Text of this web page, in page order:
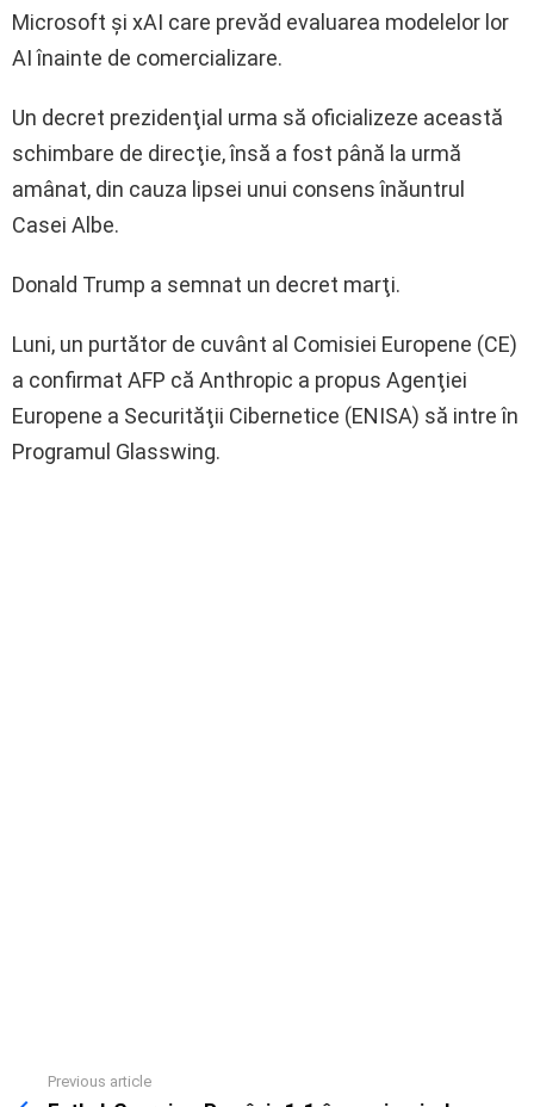
Microsoft şi xAI care prevăd evaluarea modelelor lor
AI înainte de comercializare.
Un decret prezidenţial urma să oficializeze această
schimbare de direcţie, însă a fost până la urmă
amânat, din cauza lipsei unui consens înăuntrul
Casei Albe.
Donald Trump a semnat un decret marţi.
Luni, un purtător de cuvânt al Comisiei Europene (CE)
a confirmat AFP că Anthropic a propus Agenţiei
Europene a Securităţii Cibernetice (ENISA) să intre în
Programul Glasswing.
Previous article